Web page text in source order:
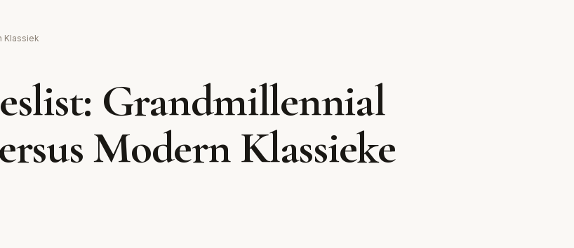
Klassiek
Grandmillennial
Modern Klassieke